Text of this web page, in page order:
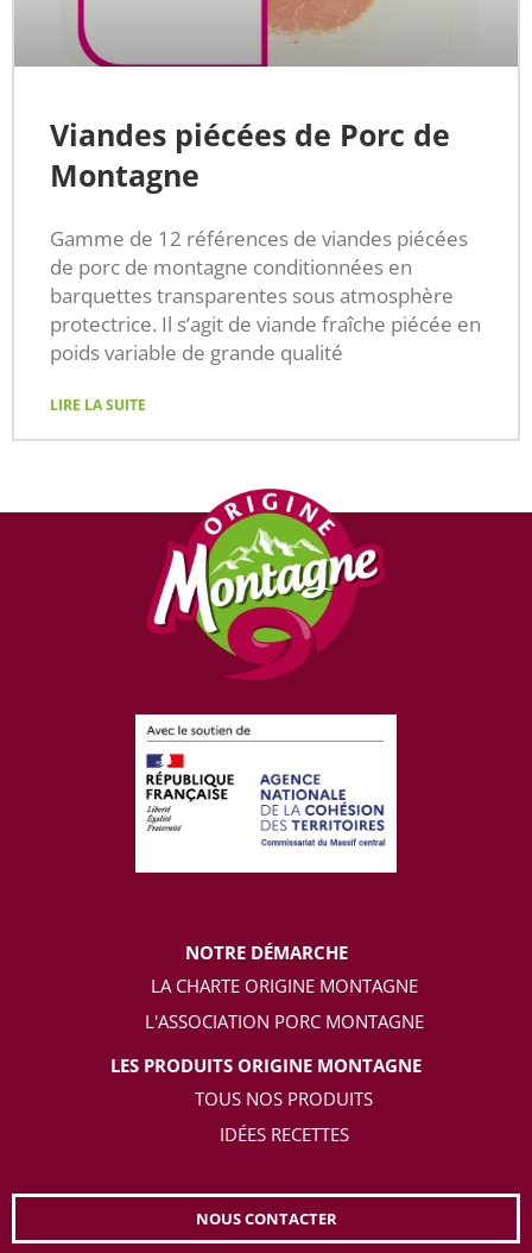
Viandes piécées de Porc de
Montagne
Gamme de 12 références de viandes piécées
de porc de montagne conditionnées en
barquettes transparentes sous atmosphère
protectrice. Il s’agit de viande fraîche piécée en
poids variable de grande qualité
LIRE LA SUITE
NOTRE DÉMARCHE
LA CHARTE ORIGINE MONTAGNE
L'ASSOCIATION PORC MONTAGNE
LES PRODUITS ORIGINE MONTAGNE
TOUS NOS PRODUITS
IDÉES RECETTES
NOUS CONTACTER